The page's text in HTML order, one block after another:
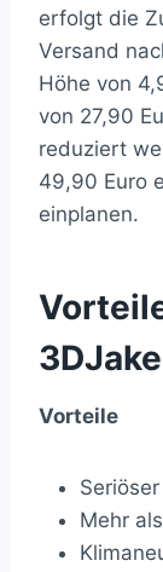
erfolgt die
Versand
Höhe von
von 27,90
reduziert
49,90 Euro
einplanen.
Vorteile
Mehr